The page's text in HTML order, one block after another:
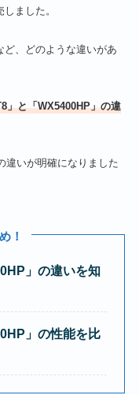
ました。
ど、どのような違いがあ
」と「WX5400HP」の違
違いが明確になりました
！
」 の違いを知
」 の性能を比